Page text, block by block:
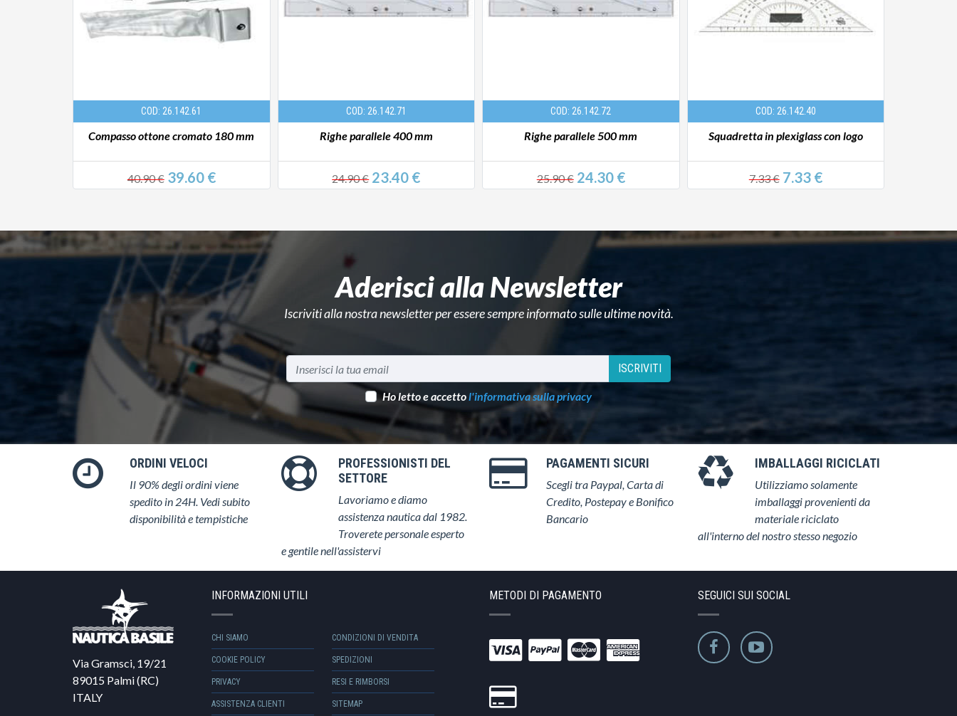
COD: 26.142.61
Compasso ottone cromato 180 mm
40.90 €39.60 €
COD: 26.142.71
Righe parallele 400 mm
24.90 €23.40 €
COD: 26.142.72
Righe parallele 500 mm
25.90 €24.30 €
COD: 26.142.40
Squadretta in plexiglass con logo
7.33 €7.33 €
Aderisci alla Newsletter
Iscriviti alla nostra newsletter per essere sempre informato sulle ultime novità.
ISCRIVITI
Ho letto e accettol'informativa sulla privacy
ORDINI VELOCI
Il 90% degli ordini viene
spedito in 24H. Vedi subito
disponibilità e tempistiche
PROFESSIONISTI DEL
SETTORE
Lavoriamo e diamo
assistenza nautica dal 1982.
Troverete personale esperto
e gentile nell'assistervi
PAGAMENTI SICURI
Scegli tra Paypal, Carta di
Credito, Postepay e Bonifico
Bancario
IMBALLAGGI RICICLATI
Utilizziamo solamente
imballaggi provenienti da
materiale riciclato
all'interno del nostro stesso negozio
Via Gramsci, 19/21
89015 Palmi (RC)
ITALY
INFORMAZIONI UTILI
CHI SIAMO CONDIZIONI DI VENDITA
COOKIE POLICY SPEDIZIONI
PRIVACY RESI E RIMBORSI
ASSISTENZA CLIENTI SITEMAP
METODI DI PAGAMENTO SEGUICI SUI SOCIAL